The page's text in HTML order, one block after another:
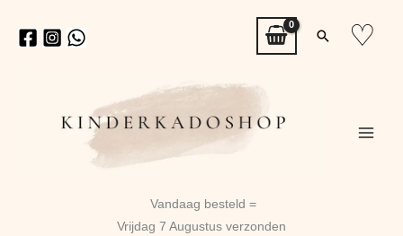
naar
Zoeken
♡
Vandaag besteld =
Vrijdag 7 Augustus verzonden